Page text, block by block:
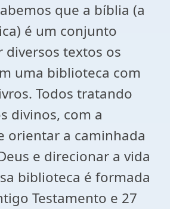
que a bíblia (a
é um conjunto
textos os
uma biblioteca com
Todos tratando
divinos, com a
orientar a caminhada
e direcionar a vida
biblioteca é formada
Testamento e 27